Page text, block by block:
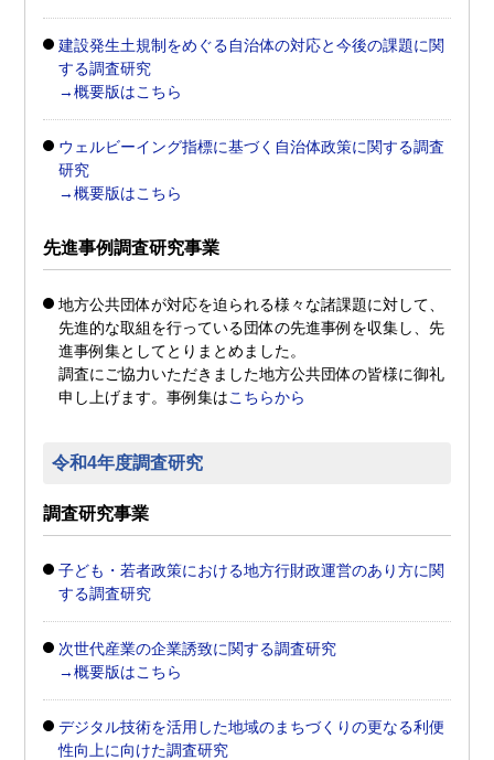
建設発生土規制をめぐる自治体の対応と今後の課題に関
する調査研究
→概要版はこちら
ウェルビーイング指標に基づく自治体政策に関する調査
研究
→概要版はこちら
先進事例調査研究事業
地方公共団体が対応を迫られる様々な諸課題に対して、
先進的な取組を行っている団体の先進事例を収集し、先
進事例集としてとりまとめました。
調査にご協力いただきました地方公共団体の皆様に御礼
申し上げます。事例集はこちらから
令和4年度調査研究
調査研究事業
子ども・若者政策における地方行財政運営のあり方に関
する調査研究
次世代産業の企業誘致に関する調査研究
→概要版はこちら
デジタル技術を活用した地域のまちづくりの更なる利便
性向上に向けた調査研究